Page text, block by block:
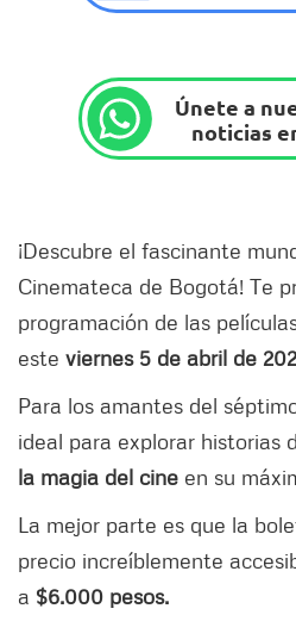
Únete a
noticias
¡Descubre el fascinante
Cinemateca de Bogotá! Te
programación de las
este viernes 5 de abril de
Para los amantes del
ideal para explorar historias
la magia del cine en su
La mejor parte es que la
precio increíblemente
a $6.000 pesos.